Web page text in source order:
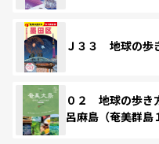
Ｊ３３ 地球の
０２ 地球の歩
呂麻島（奄美群